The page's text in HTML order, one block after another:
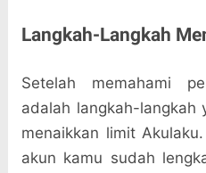
Langkah-Langkah
Setelah memahami
adalah langkah-langkah
menaikkan limit
akun kamu sudah